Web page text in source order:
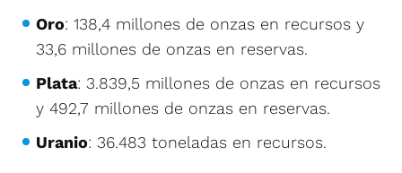
Oro: 138,4 millones de onzas en recursos y
33,6 millones de onzas en reservas.
Plata: 3.839,5 millones de onzas en recursos
y 492,7 millones de onzas en reservas.
Uranio: 36.483 toneladas en recursos.